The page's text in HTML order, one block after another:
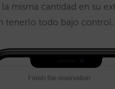
misma cantidad en su
tenerlo todo bajo control.